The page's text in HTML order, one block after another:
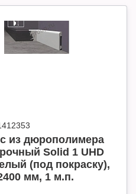
из дюрополимера
Solid 1 UHD
(под покраску),
мм, 1 м.п.